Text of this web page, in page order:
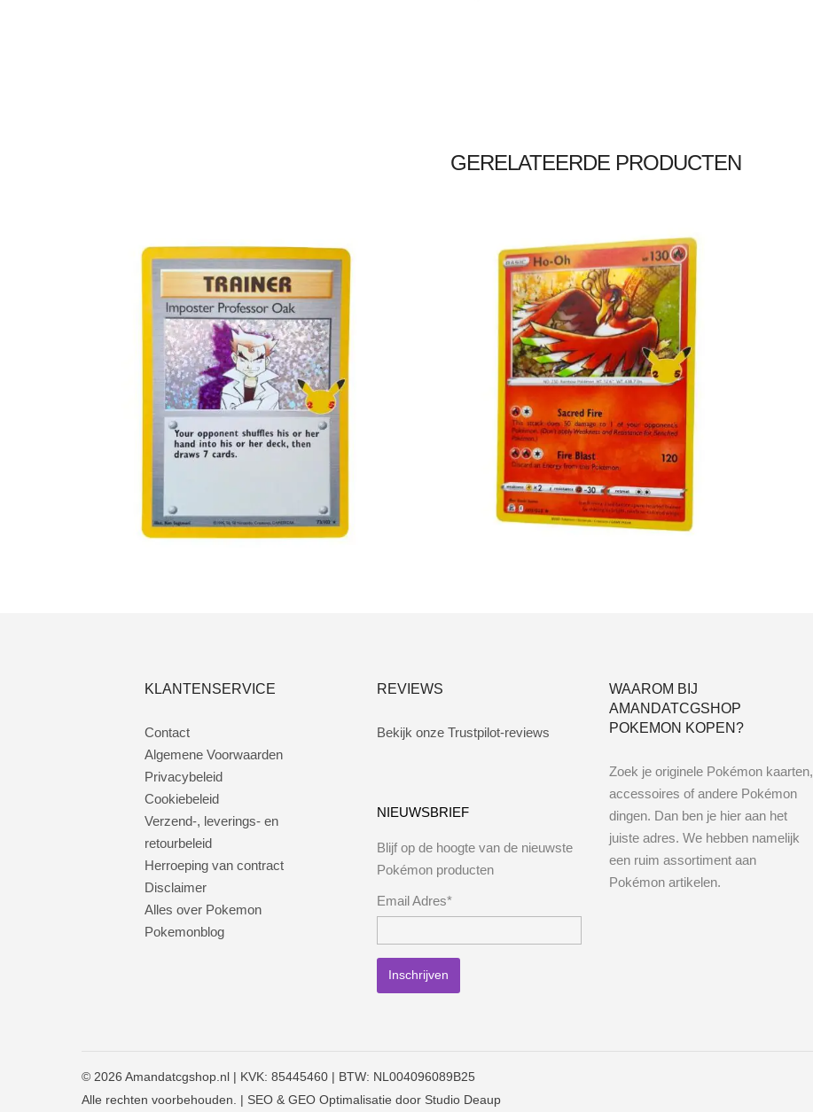
GERELATEERDE PRODUCTEN
€4.00
€2.00
KLANTENSERVICE
Contact
Algemene Voorwaarden
Privacybeleid
Cookiebeleid
Verzend-, leverings- en
retourbeleid
Herroeping van contract
Disclaimer
Alles over Pokemon
Pokemonblog
REVIEWS
Bekijk onze Trustpilot-reviews
NIEUWSBRIEF
Blijf op de hoogte van de nieuwste
Pokémon producten
Email Adres*
WAAROM BIJ
AMANDATCGSHOP
POKEMON KOPEN?
Zoek je originele Pokémon kaarten,
accessoires of andere Pokémon
dingen. Dan ben je hier aan het
juiste adres. We hebben namelijk
een ruim assortiment aan
Pokémon artikelen.
© 2026 Amandatcgshop.nl | KVK: 85445460 | BTW: NL004096089B25
Alle rechten voorbehouden. | SEO & GEO Optimalisatie door Studio Deaup